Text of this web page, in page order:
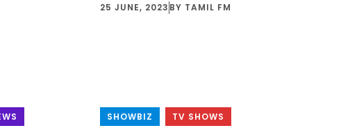
25 JUNE, 2023 BY TAMIL FM
SHOWBIZ TV SHOWS